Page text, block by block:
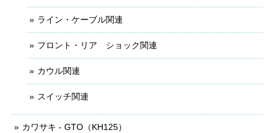
ライン・ケーブル関連
フロント・リア ショック関連
カウル関連
スイッチ関連
カワサキ - GTO（KH125）